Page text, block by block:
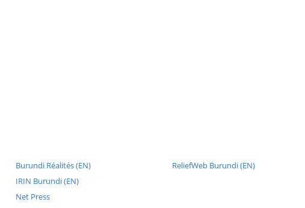
Burundi Réalités (EN)
IRIN Burundi (EN)
Net Press
ReliefWeb Burundi (EN)